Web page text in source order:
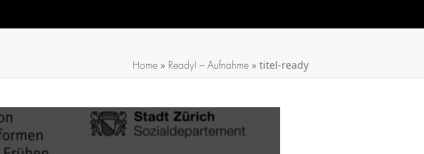
Home » Ready! – Aufnahme » titel-ready